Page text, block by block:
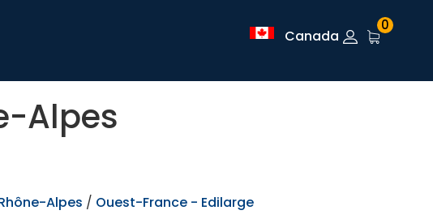
Canada
0
Alpes
Alpes / Ouest-France - Edilarge